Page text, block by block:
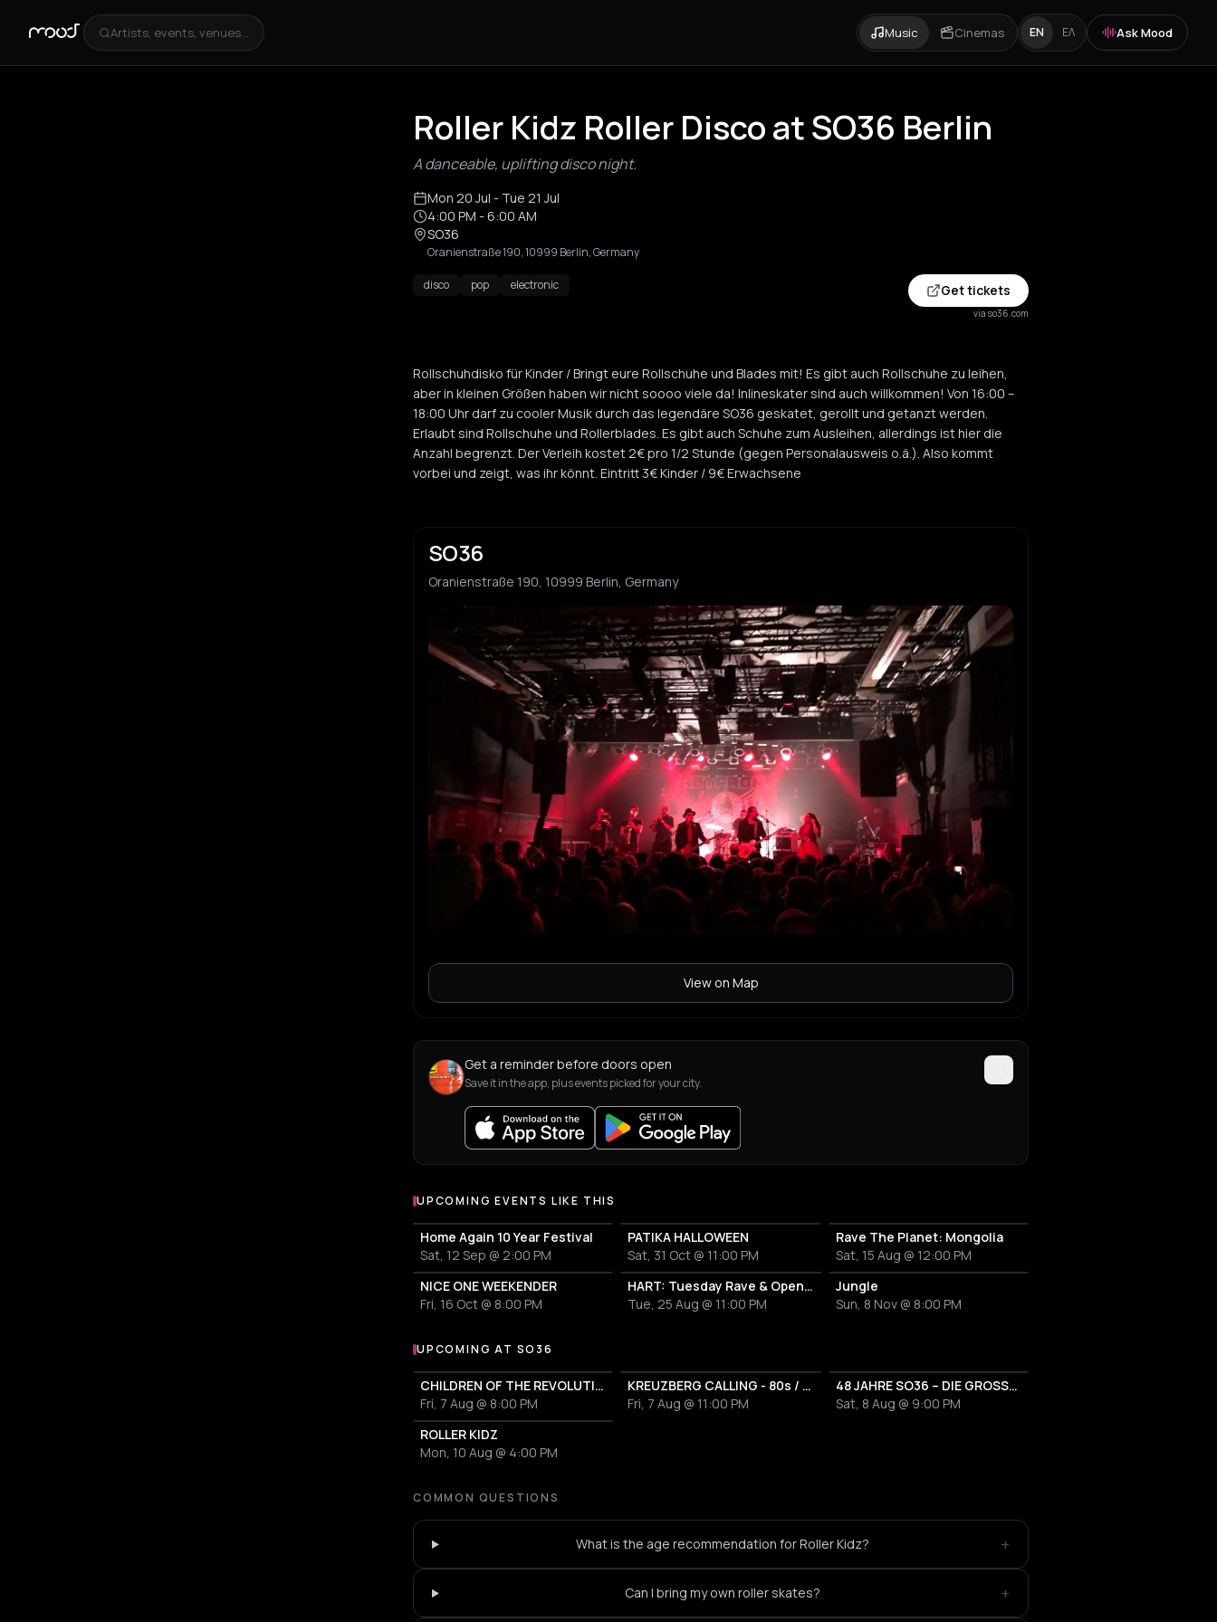
Artists, events, venues... Music Cinemas EN ΕΛ Ask Mood
Roller Kidz Roller Disco at SO36 Berlin
A danceable, uplifting disco night.
Mon 20 Jul - Tue 21 Jul
4:00 PM - 6:00 AM
SO36
Oranienstraße 190, 10999 Berlin, Germany
disco pop electronic Get tickets
via so36.com
Rollschuhdisko für Kinder / Bringt eure Rollschuhe und Blades mit! Es gibt auch Rollschuhe zu leihen,
aber in kleinen Größen haben wir nicht soooo viele da! Inlineskater sind auch willkommen! Von 16:00 –
18:00 Uhr darf zu cooler Musik durch das legendäre SO36 geskatet, gerollt und getanzt werden.
Erlaubt sind Rollschuhe und Rollerblades. Es gibt auch Schuhe zum Ausleihen, allerdings ist hier die
Anzahl begrenzt. Der Verleih kostet 2€ pro 1/2 Stunde (gegen Personalausweis o.ä.). Also kommt
vorbei und zeigt, was ihr könnt. Eintritt 3€ Kinder / 9€ Erwachsene
SO36
Oranienstraße 190, 10999 Berlin, Germany
View on Map
Get a reminder before doors open
Save it in the app, plus events picked for your city.
UPCOMING EVENTS LIKE THIS
Home Again 10 Year Festival
Sat, 12 Sep @ 2:00 PM
PATIKA HALLOWEEN
Sat, 31 Oct @ 11:00 PM
Rave The Planet: Mongolia
Sat, 15 Aug @ 12:00 PM
NICE ONE WEEKENDER
Fri, 16 Oct @ 8:00 PM
HART: Tuesday Rave & Open Air Garden
Tue, 25 Aug @ 11:00 PM
Jungle
Sun, 8 Nov @ 8:00 PM
More events at SO36
UPCOMING AT SO36
CHILDREN OF THE REVOLUTION
Fri, 7 Aug @ 8:00 PM
KREUZBERG CALLING - 80s / 90s und Perlen von heute
Fri, 7 Aug @ 11:00 PM
48 JAHRE SO36 – DIE GROSSE GEBURTSTAGSSAUSE
Sat, 8 Aug @ 9:00 PM
ROLLER KIDZ
Mon, 10 Aug @ 4:00 PM
COMMON QUESTIONS
What is the age recommendation for Roller Kidz? +
Can I bring my own roller skates? +